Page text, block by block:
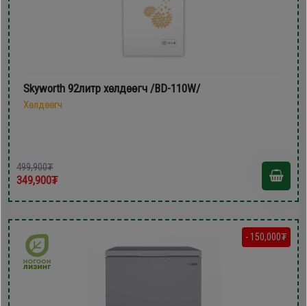
Skyworth 92литр xөлдөөгч /BD-110W/
Хөлдөөгч
499,900₮
349,900₮
- 150,000₮